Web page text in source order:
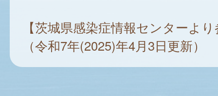
【茨城県感染症情報センターよ
（令和7年(2025)年4月3日更新）